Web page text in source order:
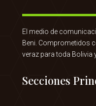
El medio de
Beni. Comprometidos
veraz para toda Bolivia
Secciones